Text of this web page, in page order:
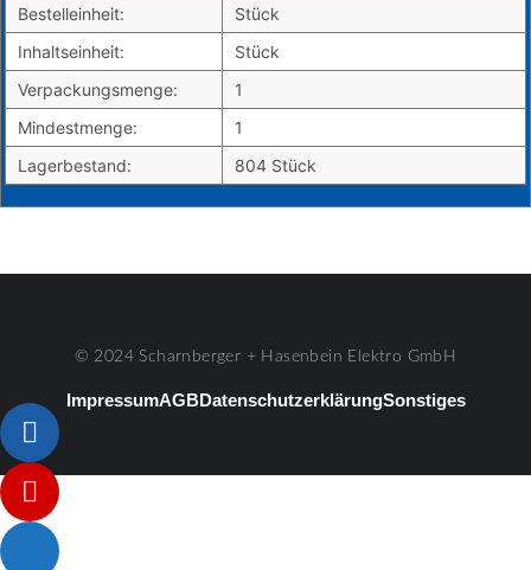
Bestelleinheit:
Stück
Inhaltseinheit:
Stück
Verpackungsmenge:
1
Mindestmenge:
1
Lagerbestand:
804 Stück
© 2024 Scharnberger + Hasenbein Elektro GmbH
ImpressumAGBDatenschutzerklärungSonstiges
Listenelement #1
Listenelement